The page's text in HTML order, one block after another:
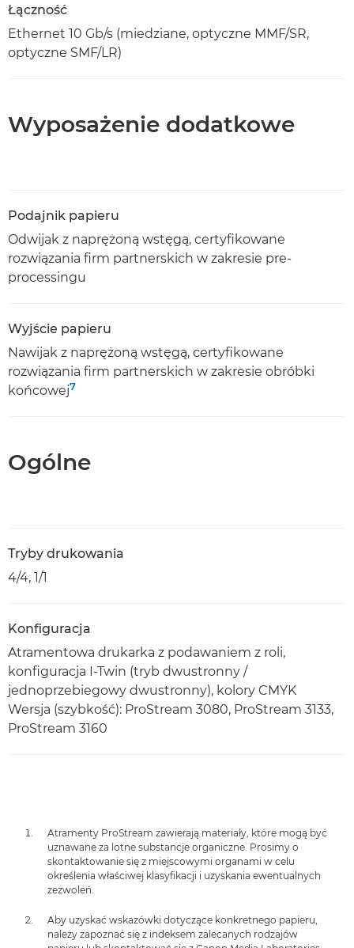
Łączność
Ethernet 10 Gb/s (miedziane, optyczne MMF/SR,
optyczne SMF/LR)
Wyposażenie dodatkowe
Podajnik papieru
Odwijak z naprężoną wstęgą, certyfikowane
rozwiązania firm partnerskich w zakresie pre-
processingu
Wyjście papieru
Nawijak z naprężoną wstęgą, certyfikowane
rozwiązania firm partnerskich w zakresie obróbki
końcowej7
Ogólne
Tryby drukowania
4/4, 1/1
Konfiguracja
Atramentowa drukarka z podawaniem z roli,
konfiguracja I-Twin (tryb dwustronny /
jednoprzebiegowy dwustronny), kolory CMYK
Wersja (szybkość): ProStream 3080, ProStream 3133,
ProStream 3160
Atramenty ProStream zawierają materiały, które mogą być
uznawane za lotne substancje organiczne. Prosimy o
skontaktowanie się z miejscowymi organami w celu
określenia właściwej klasyfikacji i uzyskania ewentualnych
zezwoleń.
Aby uzyskać wskazówki dotyczące konkretnego papieru,
należy zapoznać się z indeksem zalecanych rodzajów